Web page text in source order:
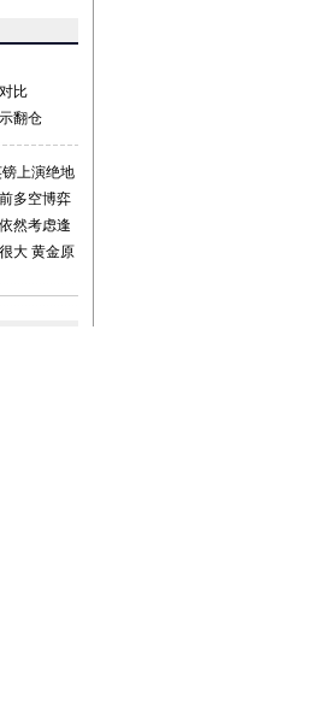
比
翻仓
上演绝地
多空博弈
然考虑逢
大 黄金原